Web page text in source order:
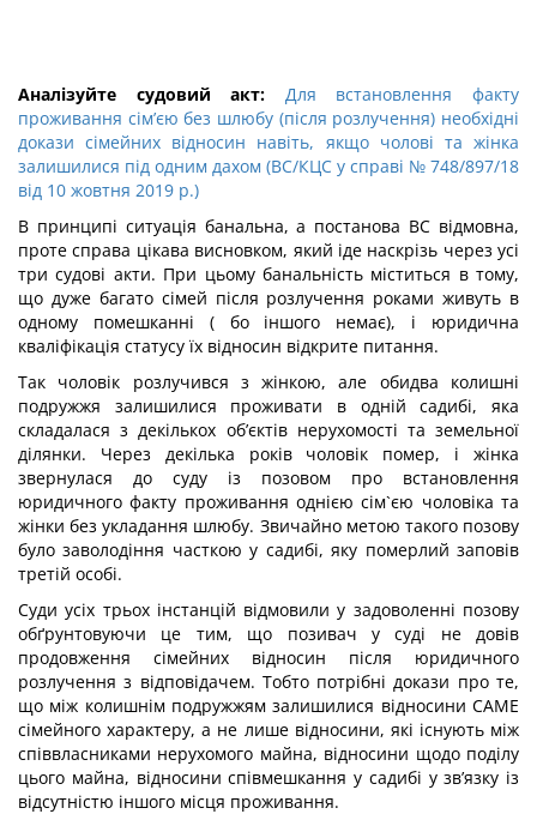
Аналізуйте судовий акт: Для встановлення факту
проживання сім’єю без шлюбу (після розлучення) необхідні
докази сімейних відносин навіть, якщо чолові та жінка
залишилися під одним дахом (ВС/КЦС у справі № 748/897/18
від 10 жовтня 2019 р.)
В принципі ситуація банальна, а постанова ВС відмовна,
проте справа цікава висновком, який іде наскрізь через усі
три судові акти. При цьому банальність міститься в тому,
що дуже багато сімей після розлучення роками живуть в
одному помешканні ( бо іншого немає), і юридична
кваліфікація статусу їх відносин відкрите питання.
Так чоловік розлучився з жінкою, але обидва колишні
подружжя залишилися проживати в одній садибі, яка
складалася з декількох об’єктів нерухомості та земельної
ділянки. Через декілька років чоловік помер, і жінка
звернулася до суду із позовом про встановлення
юридичного факту проживання однією сім`єю чоловіка та
жінки без укладання шлюбу. Звичайно метою такого позову
було заволодіння часткою у садибі, яку померлий заповів
третій особі.
Суди усіх трьох інстанцій відмовили у задоволенні позову
обґрунтовуючи це тим, що позивач у суді не довів
продовження сімейних відносин після юридичного
розлучення з відповідачем. Тобто потрібні докази про те,
що між колишнім подружжям залишилися відносини САМЕ
сімейного характеру, а не лише відносини, які існують між
співвласниками нерухомого майна, відносини щодо поділу
цього майна, відносини співмешкання у садибі у зв’язку із
відсутністю іншого місця проживання.